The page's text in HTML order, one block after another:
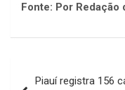
Fonte: Por Redação
Piauí registra 156